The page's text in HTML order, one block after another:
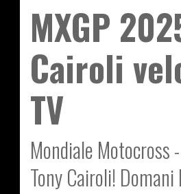
MXGP
Cairoli
TV
Mondiale Motocross
Tony Cairoli!